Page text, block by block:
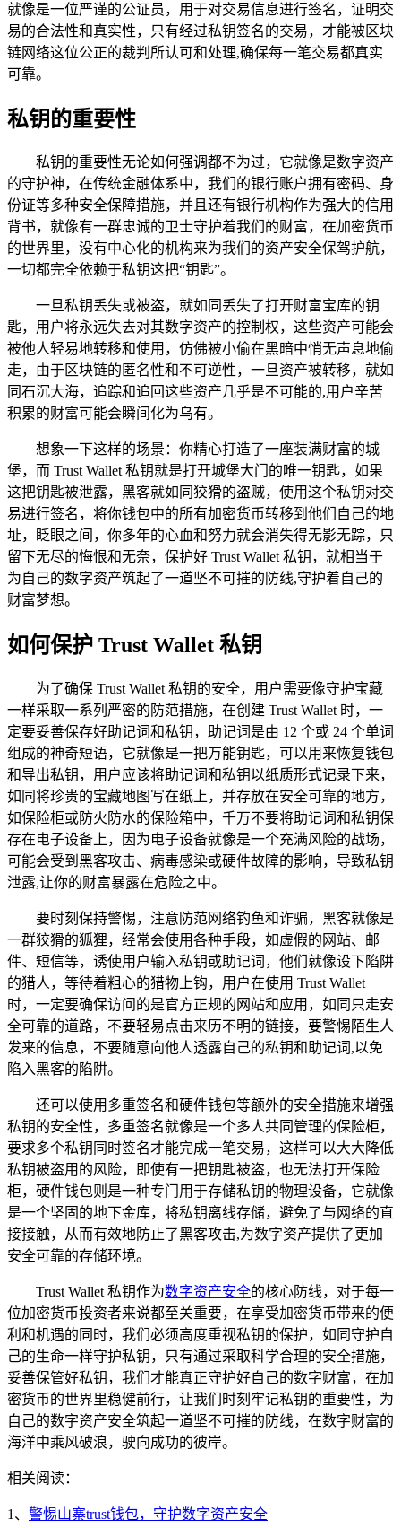
就像是一位严谨的公证员，用于对交易信息进行签名，证明交
易的合法性和真实性，只有经过私钥签名的交易，才能被区块
链网络这位公正的裁判所认可和处理,确保每一笔交易都真实
可靠。
私钥的重要性
私钥的重要性无论如何强调都不为过，它就像是数字资产
的守护神，在传统金融体系中，我们的银行账户拥有密码、身
份证等多种安全保障措施，并且还有银行机构作为强大的信用
背书，就像有一群忠诚的卫士守护着我们的财富，在加密货币
的世界里，没有中心化的机构来为我们的资产安全保驾护航，
一切都完全依赖于私钥这把“钥匙”。
一旦私钥丢失或被盗，就如同丢失了打开财富宝库的钥
匙，用户将永远失去对其数字资产的控制权，这些资产可能会
被他人轻易地转移和使用，仿佛被小偷在黑暗中悄无声息地偷
走，由于区块链的匿名性和不可逆性，一旦资产被转移，就如
同石沉大海，追踪和追回这些资产几乎是不可能的,用户辛苦
积累的财富可能会瞬间化为乌有。
想象一下这样的场景：你精心打造了一座装满财富的城
堡，而 Trust Wallet 私钥就是打开城堡大门的唯一钥匙，如果
这把钥匙被泄露，黑客就如同狡猾的盗贼，使用这个私钥对交
易进行签名，将你钱包中的所有加密货币转移到他们自己的地
址，眨眼之间，你多年的心血和努力就会消失得无影无踪，只
留下无尽的悔恨和无奈，保护好 Trust Wallet 私钥，就相当于
为自己的数字资产筑起了一道坚不可摧的防线,守护着自己的
财富梦想。
如何保护 Trust Wallet 私钥
为了确保 Trust Wallet 私钥的安全，用户需要像守护宝藏
一样采取一系列严密的防范措施，在创建 Trust Wallet 时，一
定要妥善保存好助记词和私钥，助记词是由 12 个或 24 个单词
组成的神奇短语，它就像是一把万能钥匙，可以用来恢复钱包
和导出私钥，用户应该将助记词和私钥以纸质形式记录下来，
如同将珍贵的宝藏地图写在纸上，并存放在安全可靠的地方，
如保险柜或防火防水的保险箱中，千万不要将助记词和私钥保
存在电子设备上，因为电子设备就像是一个充满风险的战场，
可能会受到黑客攻击、病毒感染或硬件故障的影响，导致私钥
泄露,让你的财富暴露在危险之中。
要时刻保持警惕，注意防范网络钓鱼和诈骗，黑客就像是
一群狡猾的狐狸，经常会使用各种手段，如虚假的网站、邮
件、短信等，诱使用户输入私钥或助记词，他们就像设下陷阱
的猎人，等待着粗心的猎物上钩，用户在使用 Trust Wallet
时，一定要确保访问的是官方正规的网站和应用，如同只走安
全可靠的道路，不要轻易点击来历不明的链接，要警惕陌生人
发来的信息，不要随意向他人透露自己的私钥和助记词,以免
陷入黑客的陷阱。
还可以使用多重签名和硬件钱包等额外的安全措施来增强
私钥的安全性，多重签名就像是一个多人共同管理的保险柜，
要求多个私钥同时签名才能完成一笔交易，这样可以大大降低
私钥被盗用的风险，即使有一把钥匙被盗，也无法打开保险
柜，硬件钱包则是一种专门用于存储私钥的物理设备，它就像
是一个坚固的地下金库，将私钥离线存储，避免了与网络的直
接接触，从而有效地防止了黑客攻击,为数字资产提供了更加
安全可靠的存储环境。
Trust Wallet 私钥作为数字资产安全的核心防线，对于每一
位加密货币投资者来说都至关重要，在享受加密货币带来的便
利和机遇的同时，我们必须高度重视私钥的保护，如同守护自
己的生命一样守护私钥，只有通过采取科学合理的安全措施，
妥善保管好私钥，我们才能真正守护好自己的数字财富，在加
密货币的世界里稳健前行，让我们时刻牢记私钥的重要性，为
自己的数字资产安全筑起一道坚不可摧的防线，在数字财富的
海洋中乘风破浪，驶向成功的彼岸。
相关阅读：
1、 警惕山寨trust钱包，守护数字资产安全